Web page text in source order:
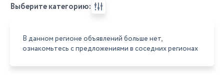
Выберите категорию:
В данном регионе объявлений больше нет,
ознакомьтесь с предложениями в соседних регионах